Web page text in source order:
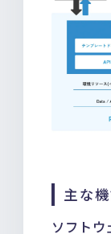
主な
ソフトウ